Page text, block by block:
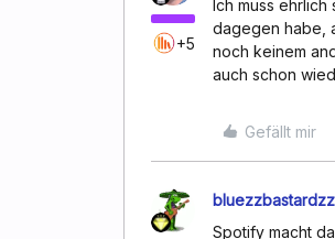
+5
Ich muss
dagegen habe,
noch keinem
auch schon
Gefällt mir
bluezzbastardzz
Spotify macht